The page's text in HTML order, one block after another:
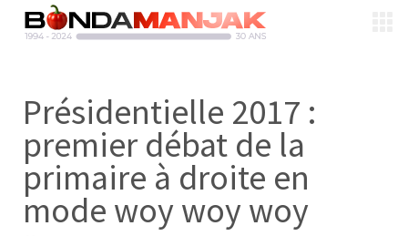
Présidentielle 2017 :
premier débat de la
primaire à droite en
mode woy woy woy